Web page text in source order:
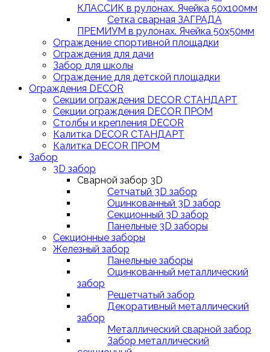
КЛАССИК в рулонах. Ячейка 50х100мм
Сетка сварная ЗАГРАДА
ПРЕМИУМ в рулонах. Ячейка 50х50мм
Ограждение спортивной площадки
Ограждения для дачи
Забор для школы
Ограждение для детской площадки
Ограждения DECOR
Секции ограждения DECOR СТАНДАРТ
Секции ограждения DECOR ПРОМ
Столбы и крепления DECOR
Калитка DECOR СТАНДАРТ
Калитка DECOR ПРОМ
Забор
3D забор
Сварной забор 3D
Сетчатый 3D забор
Оцинкованный 3D забор
Секционный 3D забор
Панельные 3D заборы
Секционные заборы
Железный забор
Панельные заборы
Оцинкованный металлический
забор
Решетчатый забор
Декоративный металлический
забор
Металлический сварной забор
Забор металлический